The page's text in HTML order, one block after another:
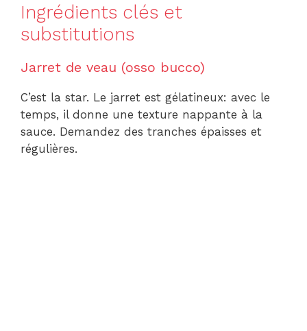
Ingrédients clés et
substitutions
Jarret de veau (osso bucco)
C’est la star. Le jarret est gélatineux: avec le
temps, il donne une texture nappante à la
sauce. Demandez des tranches épaisses et
régulières.